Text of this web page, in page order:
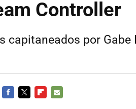
Controller
capitaneados por